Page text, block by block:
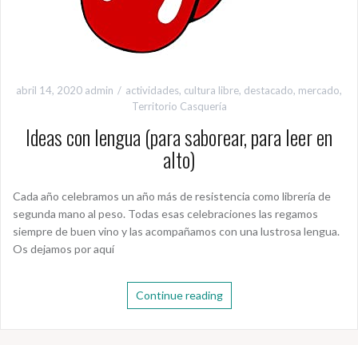
abril 14, 2020 admin actividades, cultura libre, destacado, mercado,
Territorio Casquería
Ideas con lengua (para saborear, para leer en
alto)
Cada año celebramos un año más de resistencia como librería de
segunda mano al peso. Todas esas celebraciones las regamos
siempre de buen vino y las acompañamos con una lustrosa lengua.
Os dejamos por aquí
Continue reading